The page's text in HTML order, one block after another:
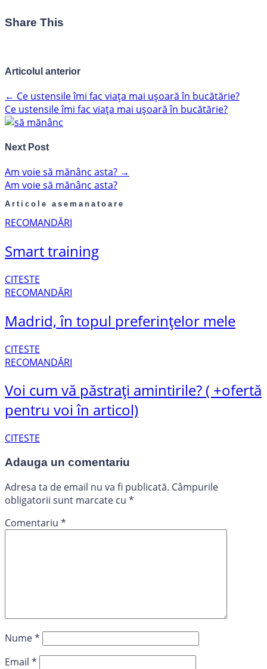
Share This
Articolul anterior
← Ce ustensile îmi fac viața mai ușoară în bucătărie?
Ce ustensile îmi fac viața mai ușoară în bucătărie?
Next Post
Am voie să mănânc asta? →
Am voie să mănânc asta?
Articole asemanatoare
RECOMANDĂRI
Smart training
CITESTE
RECOMANDĂRI
Madrid, în topul preferințelor mele
CITESTE
RECOMANDĂRI
Voi cum vă păstrați amintirile? ( +ofertă
pentru voi în articol)
CITESTE
Adauga un comentariu
Adresa ta de email nu va fi publicată. Câmpurile
obligatorii sunt marcate cu *
Comentariu *
Nume*
Email *